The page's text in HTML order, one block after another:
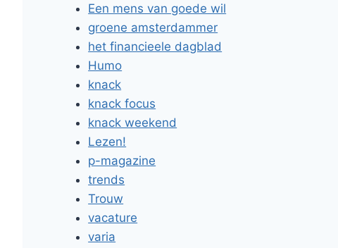
Een mens van goede wil
groene amsterdammer
het financieele dagblad
Humo
knack
knack focus
knack weekend
Lezen!
p-magazine
trends
Trouw
vacature
varia